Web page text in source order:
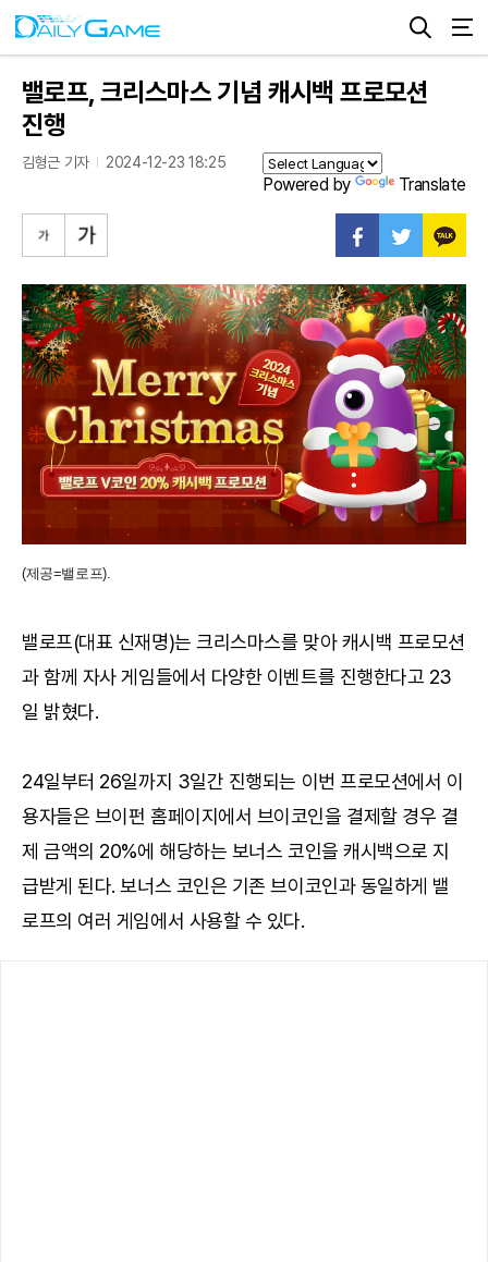
밸로프, 크리스마스 기념 캐시백 프로모션
진행
김형근 기자 2024-12-23 18:25
Powered by Translate
(제공=밸로프).
밸로프(대표 신재명)는 크리스마스를 맞아 캐시백 프로모션
과 함께 자사 게임들에서 다양한 이벤트를 진행한다고 23
일 밝혔다.
24일부터 26일까지 3일간 진행되는 이번 프로모션에서 이
용자들은 브이펀 홈페이지에서 브이코인을 결제할 경우 결
제 금액의 20%에 해당하는 보너스 코인을 캐시백으로 지
급받게 된다. 보너스 코인은 기존 브이코인과 동일하게 밸
로프의 여러 게임에서 사용할 수 있다.